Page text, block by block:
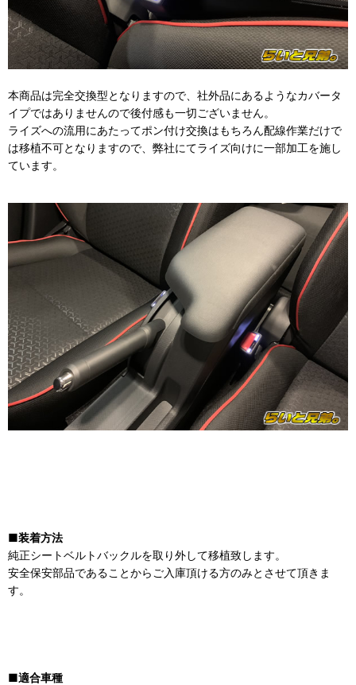
本商品は完全交換型となりますので、社外品にあるようなカバータ
イプではありませんので後付感も一切ございません。
ライズへの流用にあたってポン付け交換はもちろん配線作業だけで
は移植不可となりますので、弊社にてライズ向けに一部加工を施し
ています。
■装着方法
純正シートベルトバックルを取り外して移植致します。
安全保安部品であることからご入庫頂ける方のみとさせて頂きま
す。
■適合車種